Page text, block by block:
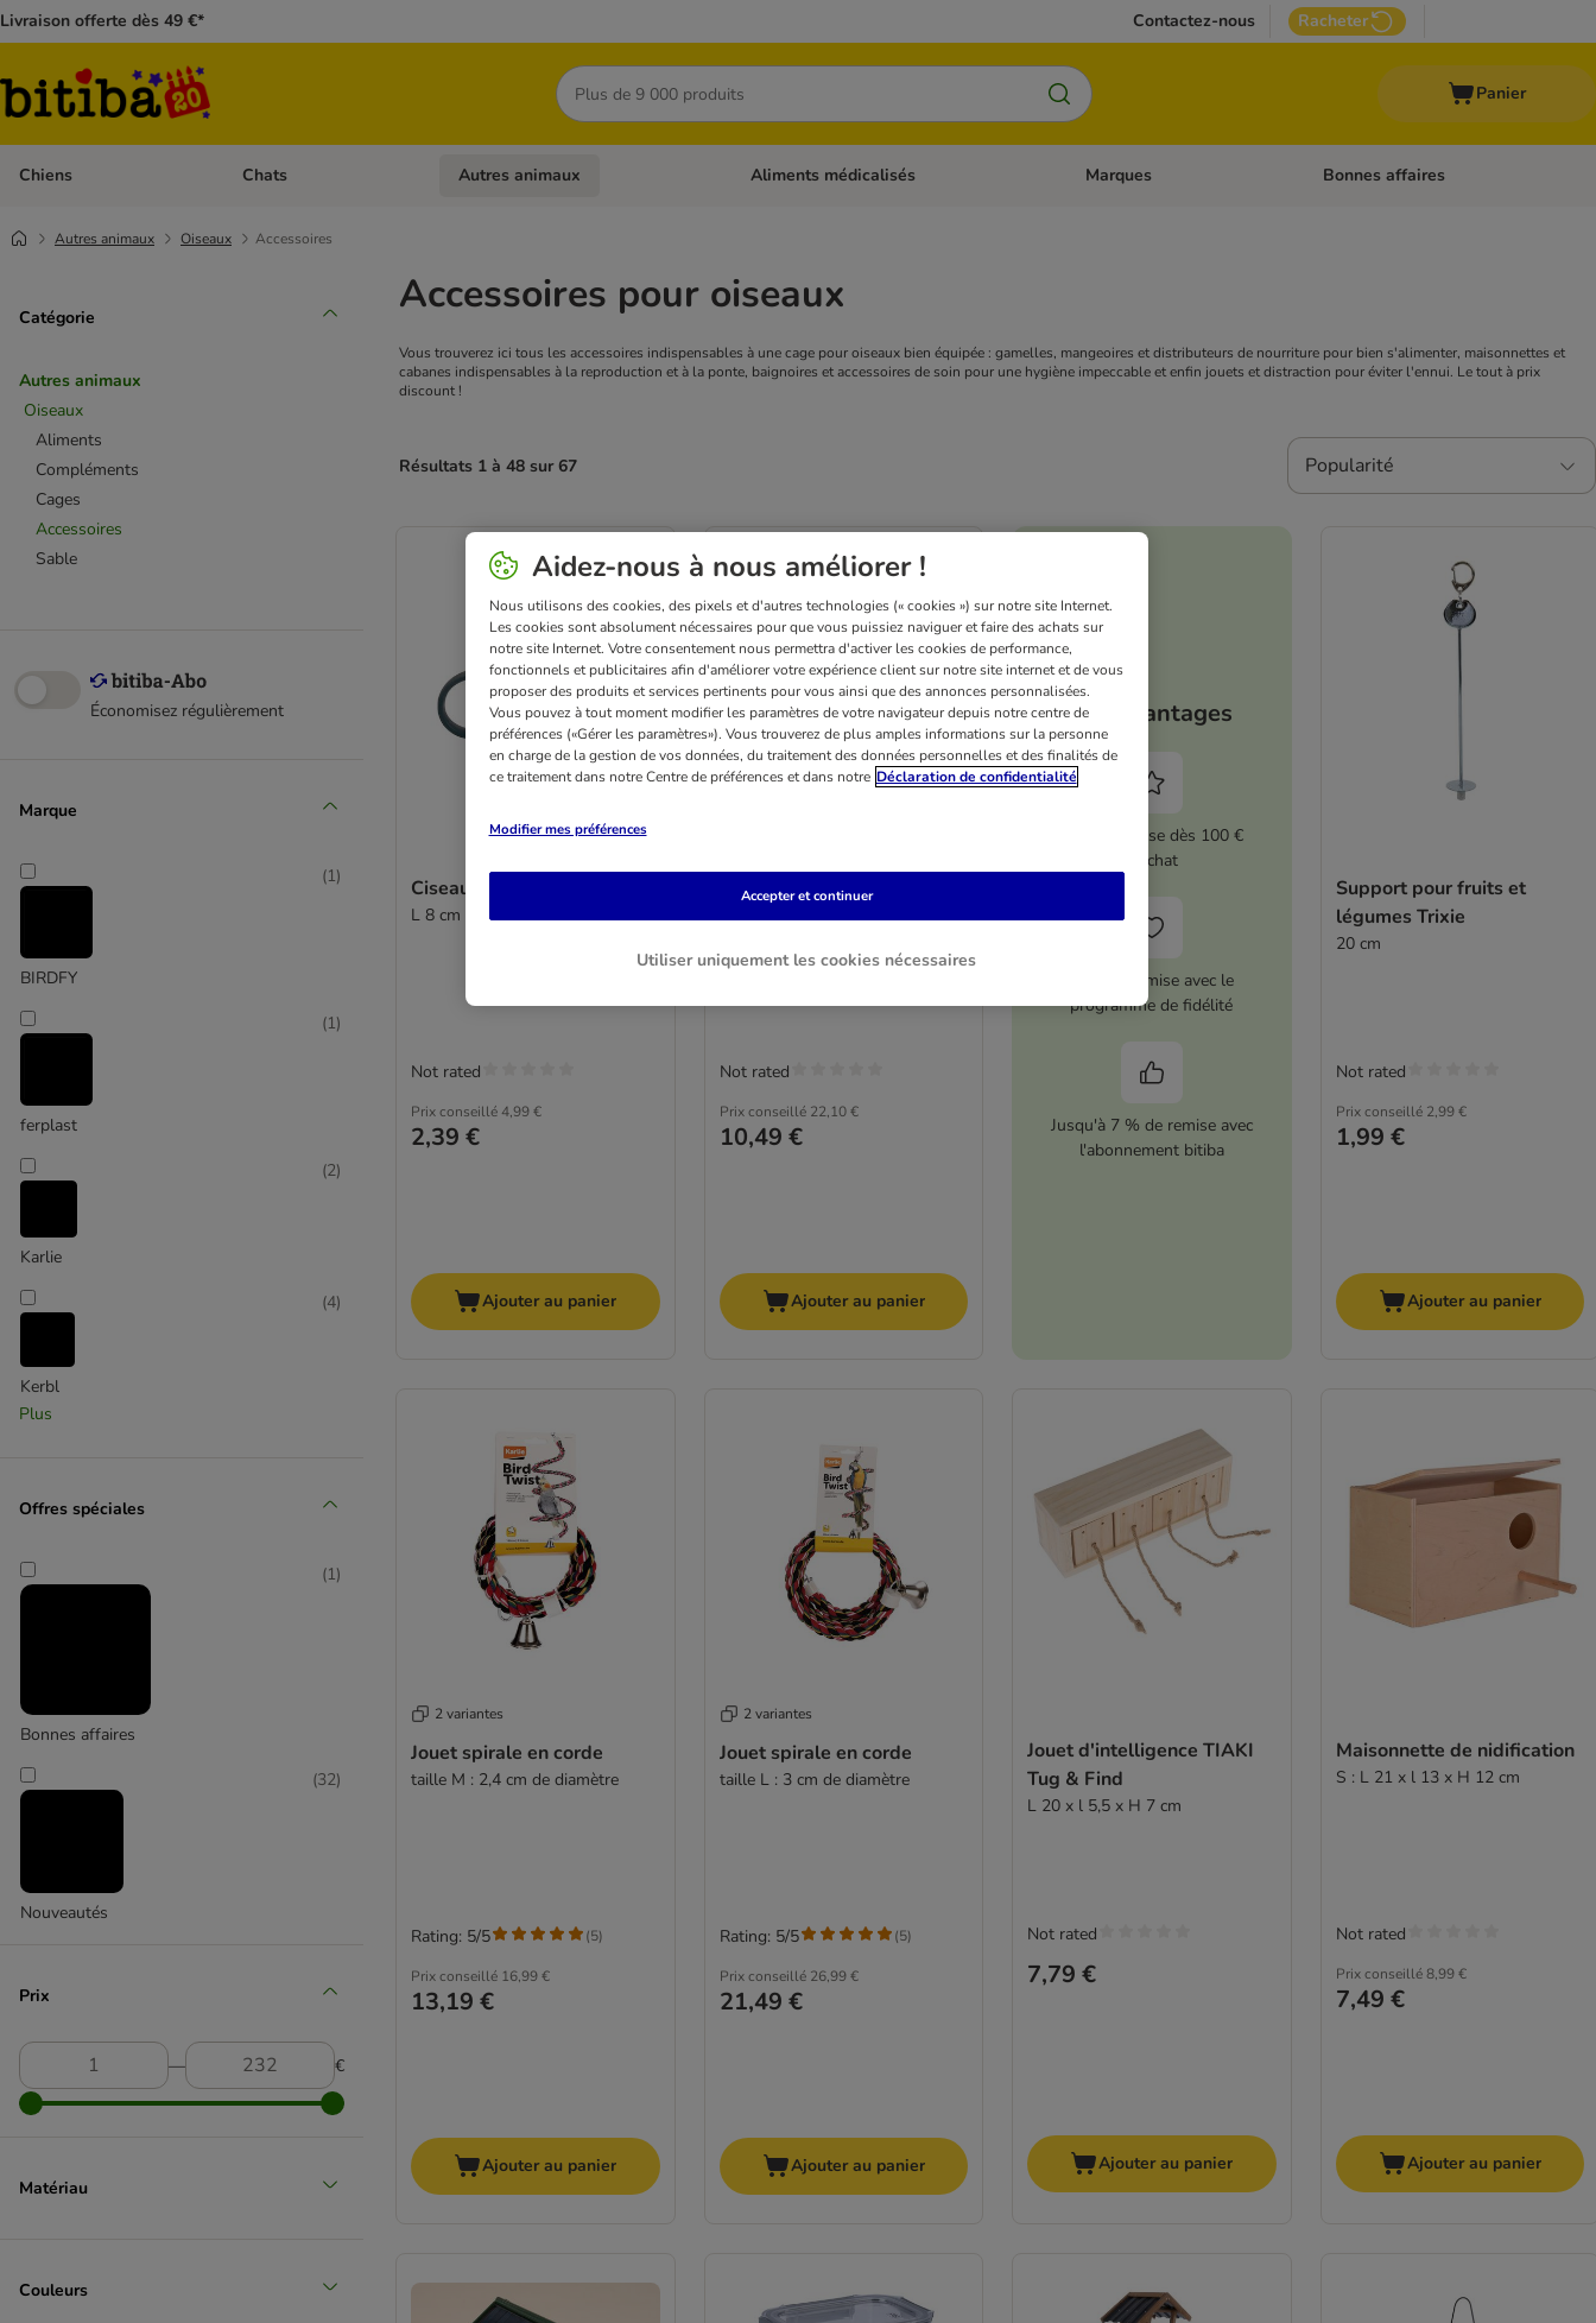
Livraison offerte dès 49 €* Contactez-nous Racheter
Rechercher
Panier
Chiens Dérouler les catégories: Chiens
Chats Dérouler les catégories: Chats
Autres animaux Dérouler les catégories: Autres animaux
Aliments médicalisés Dérouler les catégories: Aliments médicalisés
Marques Dérouler les catégories: Marques
Bonnes affaires
Autres animaux Oiseaux Accessoires
Catégorie
Autres animaux
Oiseaux
Aliments
Compléments
Cages
Accessoires
Sable
Économisez régulièrement
Marque
BIRDFY
(1)
ferplast
(1)
Karlie
(2)
Kerbl
(4)
Num'axes
Plus
Offres spéciales
Bonnes affaires
(1)
Nouveautés
(32)
Prix
― €
Matériau
Couleurs
Accessoires pour oiseaux
Vous trouverez ici tous les accessoires indispensables à une cage pour oiseaux bien équipée : gamelles, mangeoires et distributeurs de nourriture pour bien s'alimenter, maisonnettes et
cabanes indispensables à la reproduction et à la ponte, baignoires et accessoires de soin pour une hygiène impeccable et enfin jouets et distraction pour éviter l'ennui. Le tout à prix
discount !
Résultats 1 à 48 sur 67 Popularité
Ciseaux à griffes Trixie
L 8 cm
Prix conseillé4,99 €
2,39 €
Not rated
Ajouter au panier
Baignoire Ferplast RIO 10
L 26 x l 18 x H 17 cm
Prix conseillé 22,10 €
10,49 €
Not rated
Ajouter au panier
Vos avantages
5 % de remise dès 100 €
d'achat
12 € de remise avec le
programme de fidélité
Jusqu'à 7 % de remise avec
l'abonnement bitiba
Support pour fruits et
légumes Trixie
20 cm
Prix conseillé 2,99 €
1,99 €
Not rated
Ajouter au panier
2 variantes
Jouet spirale en corde
taille M : 2,4 cm de diamètre
Prix conseillé 16,99 €
13,19 €
Rating: 5/5 (5)
Ajouter au panier
2 variantes
Jouet spirale en corde
taille L : 3 cm de diamètre
Prix conseillé 26,99 €
21,49 €
Rating: 5/5 (5)
Ajouter au panier
Jouet d'intelligence TIAKI
Tug & Find
L 20 x l 5,5 x H 7 cm
7,79 €
Not rated
Ajouter au panier
Maisonnette de nidification
S : L 21 x l 13 x H 12 cm
Prix conseillé 8,99 €
7,49 €
Not rated
Ajouter au panier
Aidez-nous à nous améliorer !
Nous utilisons des cookies, des pixels et d'autres technologies (« cookies ») sur notre site Internet.
Les cookies sont absolument nécessaires pour que vous puissiez naviguer et faire des achats sur
notre site Internet. Votre consentement nous permettra d'activer les cookies de performance,
fonctionnels et publicitaires afin d'améliorer votre expérience client sur notre site internet et de vous
proposer des produits et services pertinents pour vous ainsi que des annonces personnalisées.
Vous pouvez à tout moment modifier les paramètres de votre navigateur depuis notre centre de
préférences («Gérer les paramètres»). Vous trouverez de plus amples informations sur la personne
en charge de la gestion de vos données, du traitement des données personnelles et des finalités de
ce traitement dans notre Centre de préférences et dans notre Déclaration de confidentialité
Modifier mes préférences
Utiliser uniquement les cookies nécessaires
Accepter et continuer